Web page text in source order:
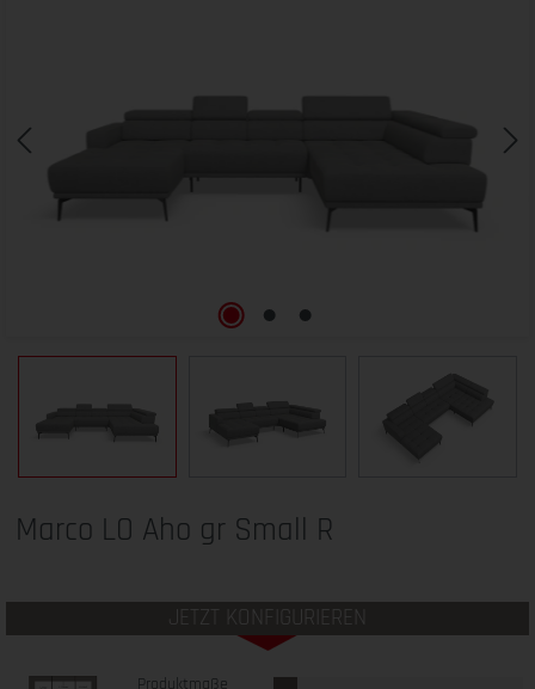
Marco LO Aho gr Small R
JETZT KONFIGURIEREN
Produktmaße